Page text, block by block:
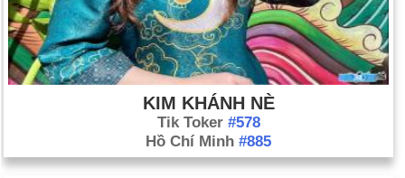
KIM KHÁNH NÈ
Tik Toker #578
Hồ Chí Minh #885